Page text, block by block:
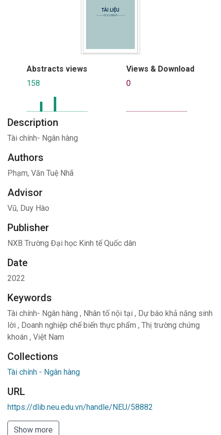
Abstracts views
158
Views & Download
0
Description
Tài chính- Ngân hàng
Authors
Phạm, Văn Tuệ Nhã
Advisor
Vũ, Duy Hào
Publisher
NXB Trường Đại học Kinh tế Quốc dân
Date
2022
Keywords
Tài chính- Ngân hàng , Nhân tố nội tại , Dự báo khả năng sinh
lời , Doanh nghiệp chế biến thực phẩm , Thị trường chứng
khoán , Việt Nam
Collections
Tài chính - Ngân hàng
URL
https://dlib.neu.edu.vn/handle/NEU/58882
Show more